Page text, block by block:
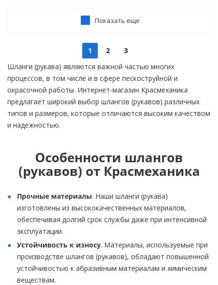
Показать еще
1 2
3
Шланги (рукава) являются важной частью многих
процессов, в том числе и в сфере пескоструйной и
окрасочной работы. Интернет-магазин Красмеханика
предлагает широкий выбор шлангов (рукавов) различных
типов и размеров, которые отличаются высоким качеством
и надежностью.
Особенности шлангов
(рукавов) от Красмеханика
Прочные материалы. Наши шланги (рукава)
изготовлены из высококачественных материалов,
обеспечивая долгий срок службы даже при интенсивной
эксплуатации.
Устойчивость к износу. Материалы, используемые при
производстве шлангов (рукавов), обладают повышенной
устойчивостью к абразивным материалам и химическим
веществам.